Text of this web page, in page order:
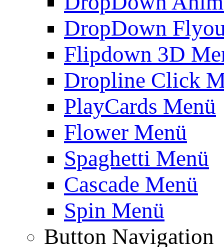
DropDown
Flipdown 3D
Dropline Click
PlayCards Menü
Flower Menü
Spaghetti Menü
Cascade Menü
Spin Menü
Button Navigation